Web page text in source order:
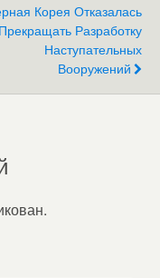
Корея Отказалась
Прекращать Разработку
Наступательных
Вооружений